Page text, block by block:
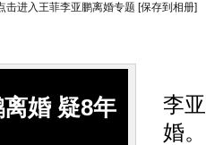
击进入王菲李亚鹏离婚专题 [保存到相册]
婚 疑8年
李
婚